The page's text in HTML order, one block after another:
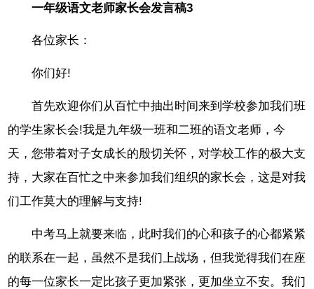
一年级语文老师家长会发言稿3
各位家长：
你们好!
首先欢迎你们从百忙中抽出时间来到学校参加我们班
的学生家长会!我是九年级一班和二班的语文老师，今
天，您带着对子女成长的殷切关怀，对学校工作的极大支
持，大家在百忙之中来参加我们组织的家长会，这是对我
们工作莫大的理解与支持!
中考马上就要来临，此时我们的心和孩子的心都紧紧
的联系在一起，虽然不是我们上战场，但我觉得我们在座
的每一位家长一定比孩子更加紧张，更加坐立不安。我们